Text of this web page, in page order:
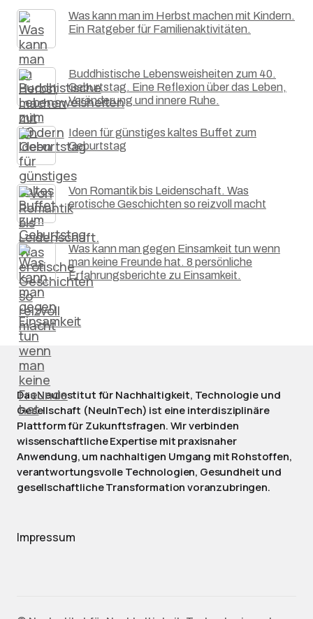
Was kann man im Herbst machen mit Kindern.
Ein Ratgeber für Familienaktivitäten.
Buddhistische Lebensweisheiten zum 40.
Geburtstag. Eine Reflexion über das Leben,
Veränderung und innere Ruhe.
Ideen für günstiges kaltes Buffet zum
Geburtstag
Von Romantik bis Leidenschaft. Was
erotische Geschichten so reizvoll macht
Was kann man gegen Einsamkeit tun wenn
man keine Freunde hat. 8 persönliche
Erfahrungsberichte zu Einsamkeit.
Das NeuInstitut für Nachhaltigkeit, Technologie und
Gesellschaft (NeuInTech) ist eine interdisziplinäre
Plattform für Zukunftsfragen. Wir verbinden
wissenschaftliche Expertise mit praxisnaher
Anwendung, um nachhaltigen Umgang mit Rohstoffen,
verantwortungsvolle Technologien, Gesundheit und
gesellschaftliche Transformation voranzubringen.
Impressum